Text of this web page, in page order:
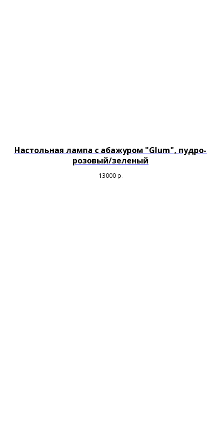
Настольная лампа с абажуром "Glum", пудро-
розовый/зеленый
13000 р.